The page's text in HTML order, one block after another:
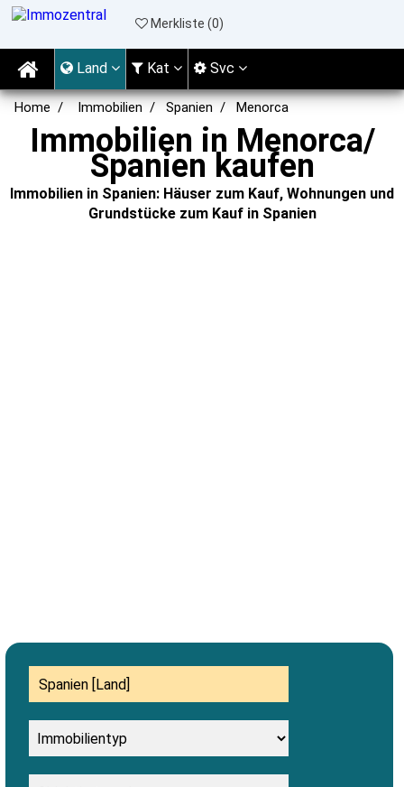
Home Immobilien Spanien Menorca
Immobilien in Menorca/
Spanien kaufen
Immobilien in Spanien: Häuser zum Kauf, Wohnungen und
Grundstücke zum Kauf in Spanien
Merkliste (0)
Land Kat Svc